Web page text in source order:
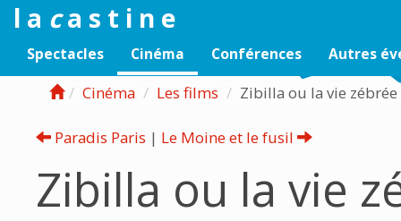
l a ca s t i n e
Spectacles Cinéma Conférences Autres
Cinéma Les films Zibilla ou la vie
Paradis Paris | Le Moine et le fusil
Zibilla ou la vie